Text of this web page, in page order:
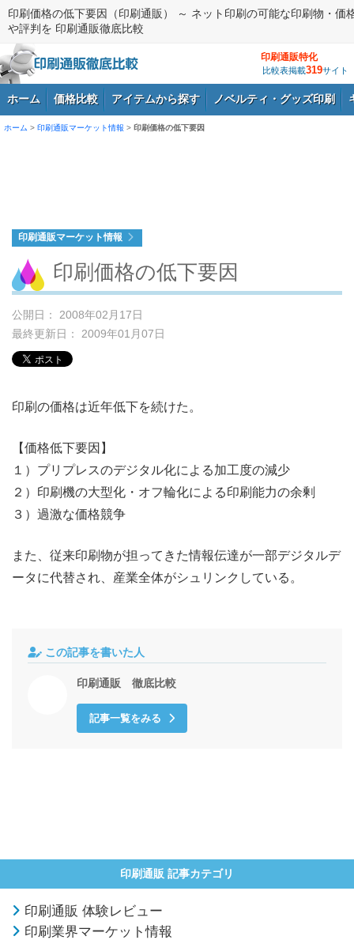
印刷価格の低下要因（印刷通販） ～ ネット印刷の可能な印刷物・価
や評判を 印刷通販徹底比較
印刷通販特化
比較表掲載319サイト
ホーム 価格比較 アイテムから探す ノベルティ・グッズ印刷
ホーム > 印刷通販マーケット情報 > 印刷価格の低下要因
印刷通販マーケット情報
印刷価格の低下要因
公開日： 2008年02月17日
最終更新日： 2009年01月07日
印刷の価格は近年低下を続けた。
【価格低下要因】
１）プリプレスのデジタル化による加工度の減少
２）印刷機の大型化・オフ輪化による印刷能力の余剰
３）過激な価格競争
また、従来印刷物が担ってきた情報伝達が一部デジタルデ
ータに代替され、産業全体がシュリンクしている。
この記事を書いた人
印刷通販 徹底比較
記事一覧をみる
印刷通販 記事カテゴリ
印刷通販 体験レビュー
印刷業界マーケット情報